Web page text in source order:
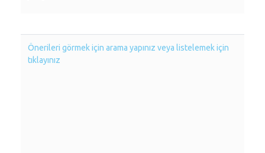
Önerileri görmek için arama yapınız veya listelemek için
tıklayınız